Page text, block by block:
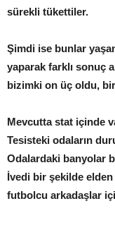
sürekli tükettiler.
Şimdi ise bunlar
yaparak farklı sonuç
bizimki on üç oldu,
Mevcutta stat içinde
Tesisteki odaların
Odalardaki banyolar
İvedi bir şekilde
futbolcu arkadaşlar